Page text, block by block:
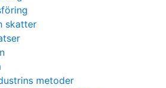
skatter
metoder